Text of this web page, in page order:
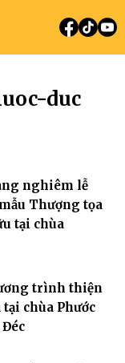
duc
nghiêm lễ
Thượng tọa
tại chùa
trình thiện
chùa Phước